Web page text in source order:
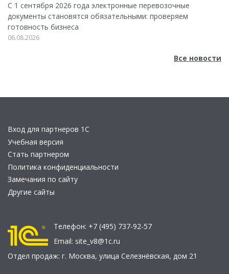
С 1 сентября 2026 года электронные перевозочные
документы становятся обязательными: проверяем
готовность бизнеса
06.08.2026
Все новости
Вход для партнеров 1С
Учебная версия
Стать партнером
Политика конфиденциальности
Замечания по сайту
Другие сайты
Телефон: +7 (495) 737-92-57
Email: site_v8@1c.ru
Отдел продаж: г. Москва, улица Селезнёвская, дом 21